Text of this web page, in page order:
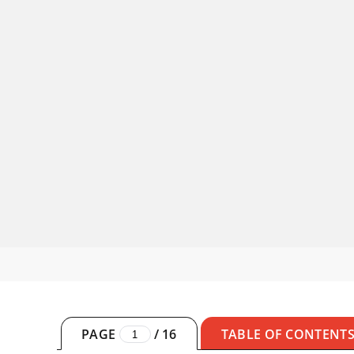
PAGE /16 TABLE OF CONTENTS